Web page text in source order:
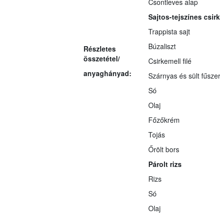
Részletes
összetétel/
anyaghányad:
Csontleves alap
Sajtos-tejszínes
Trappista sajt
Búzaliszt
Csirkemell filé
Szárnyas és sült
Só
Olaj
Főzőkrém
Tojás
Őrölt bors
Párolt rizs
Rizs
Só
Olaj